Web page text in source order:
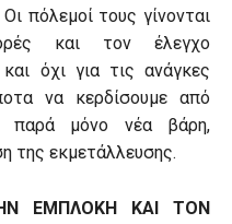
πόλεμοί τους γίνονται
και τον έλεγχο
όχι για τις ανάγκες
να κερδίσουμε από
παρά μόνο νέα βάρη,
της εκμετάλλευσης.
ΕΜΠΛΟΚΗ ΚΑΙ ΤΟΝ